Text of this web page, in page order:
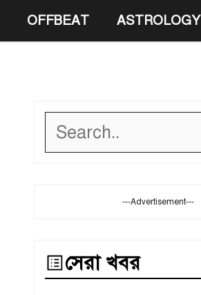
OFFBEAT ASTROLOGY
Search
---Advertisement---
সেরা খবর